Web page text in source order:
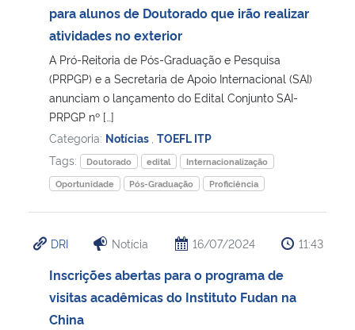
para alunos de Doutorado que irão realizar
atividades no exterior
A Pró-Reitoria de Pós-Graduação e Pesquisa
(PRPGP) e a Secretaria de Apoio Internacional (SAI)
anunciam o lançamento do Edital Conjunto SAI-
PRPGP nº […]
Categoria: Notícias TOEFL ITP
Tags:
Doutorado edital
Internacionalização
Oportunidade
Pós-Graduação Proficiência
DRI Notícia 16/07/2024 11:43
Inscrições abertas para o programa de
visitas acadêmicas do Instituto Fudan na
China